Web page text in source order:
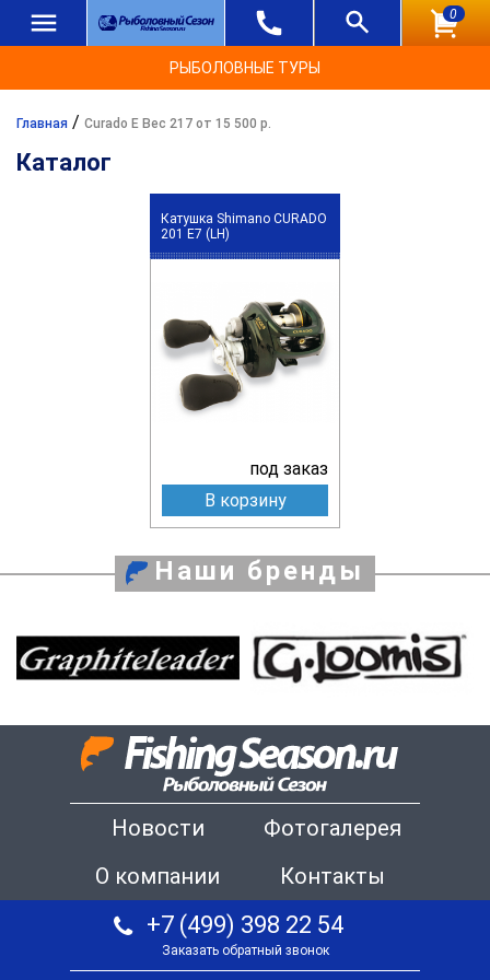
0
РЫБОЛОВНЫЕ ТУРЫ
Главная / Curado E Вес 217 от 15 500 р.
Каталог
Катушка Shimano CURADO
201 E7 (LH)
под заказ
В корзину
Наши бренды
Новости
Фотогалерея
О компании
Контакты
+7 (499) 398 22 54
Заказать обратный звонок